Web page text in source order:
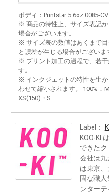
ボディ：Printstar 5.6oz 0085-
※ 商品の特性上、サイズ表記
場合がございます。
※ サイズ表の数値はあくまで
と誤差が生じる場合がございま
※ プリント加工の過程で、若
す。
※ インクジェットの特性を生
わせて縮小されます。 100%：
XS(150)・S
Label：
KOO-KI
できたク
会社は九
は東京
固な職
ンター